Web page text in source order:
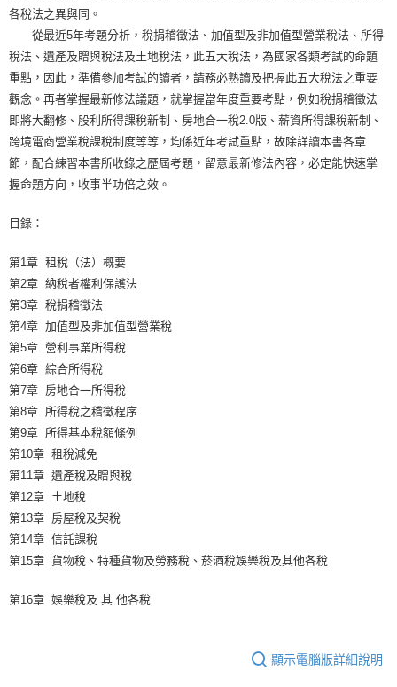
各稅法之異與同。
從最近5年考題分析，稅捐稽徵法、加值型及非加值型營業稅法、所得
稅法、遺產及贈與稅法及土地稅法，此五大稅法，為國家各類考試的命題
重點，因此，準備參加考試的讀者，請務必熟讀及把握此五大稅法之重要
觀念。再者掌握最新修法議題，就掌握當年度重要考點，例如稅捐稽徵法
即將大翻修、股利所得課稅新制、房地合一稅2.0版、薪資所得課稅新制、
跨境電商營業稅課稅制度等等，均係近年考試重點，故除詳讀本書各章
節，配合練習本書所收錄之歷屆考題，留意最新修法內容，必定能快速掌
握命題方向，收事半功倍之效。
目錄：
第1章 租稅（法）概要
第2章 納稅者權利保護法
第3章 稅捐稽徵法
第4章 加值型及非加值型營業稅
第5章 營利事業所得稅
第6章 綜合所得稅
第7章 房地合一所得稅
第8章 所得稅之稽徵程序
第9章 所得基本稅額條例
第10章 租稅減免
第11章 遺產稅及贈與稅
第12章 土地稅
第13章 房屋稅及契稅
第14章 信託課稅
第15章 貨物稅、特種貨物及勞務稅、菸酒稅娛樂稅及其他各稅
第16章 娛樂稅及 其 他各稅
顯示電腦版詳細說明